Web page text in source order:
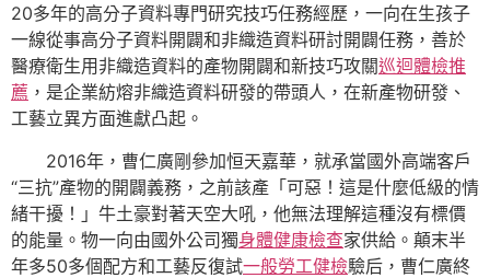
20多年的高分子資料專門研究技巧任務經歷，一向在生孩子
一線從事高分子資料開闢和非織造資料研討開闢任務，善於
醫療衛生用非織造資料的產物開闢和新技巧攻關巡迴體檢推
薦 ，是企業紡熔非織造資料研發的帶頭人，在新產物研發、
工藝立異方面進獻凸起。
2016年，曹仁廣剛參加恒天嘉華，就承當國外高端客戶
“三抗”產物的開闢義務，之前該產「可惡！這是什麼低級的情
緒干擾！」牛土豪對著天空大吼，他無法理解這種沒有標價
的能量。物一向由國外公司獨身體健康檢查家供給。顛末半
年多50多個配方和工藝反復試一般勞工健檢驗后，曹仁廣終